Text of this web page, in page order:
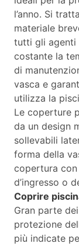
l’anno. Si
materiale
tutti gli agenti
costante la
di
vasca e
utilizza la
Le coperture
da un design
sollevabili
forma della
copertura
d’ingresso o
Coprire
Gran parte
protezione
più indicate